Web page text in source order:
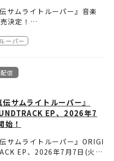
売決定！
と銘打ったシリーズ商品
品形態で5タイトルをリリー
た。
リーズ第6作目は、現在も高
ャーし、現在入手困難な8セ
グルを完全復刻。更に初の7
シングル盤とオリジナルTシ
回生産限定商品としてリリー
サイバーフォーミュラSO
6- “Winners” SINGL
シングル盤（初）／オリジ
XL）
月9日（土）
（税込）
ピー・エス・シー（P.S.C）
サムライトルーパー』音楽
決定！
ームで収録！
Music Label
税込）／¥4,800（税抜）
メガジャケ
かくブロマイド
ストカード
マイド
A4ペーパーファイル
ーパー
信
サムライトルーパー』
EP、2026年7
！
サムライトルーパー』ORIGI
EP、2026年7月7日(火)